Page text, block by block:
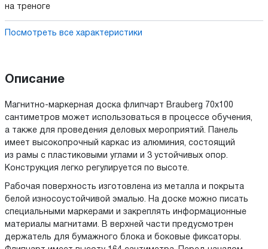
на треноге
Посмотреть все характеристики
Описание
Магнитно-маркерная доска флипчарт Brauberg 70x100
сантиметров может использоваться в процессе обучения,
а также для проведения деловых мероприятий. Панель
имеет высокопрочный каркас из алюминия, состоящий
из рамы с пластиковыми углами и 3 устойчивых опор.
Конструкция легко регулируется по высоте.
Рабочая поверхность изготовлена из металла и покрыта
белой износоустойчивой эмалью. На доске можно писать
специальными маркерами и закреплять информационные
материалы магнитами. В верхней части предусмотрен
держатель для бумажного блока и боковые фиксаторы.